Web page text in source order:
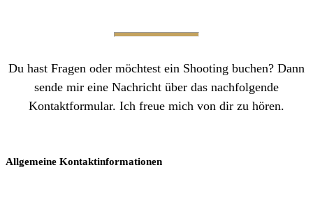
Du hast Fragen oder möchtest ein Shooting buchen? Dann
sende mir eine Nachricht über das nachfolgende
Kontaktformular. Ich freue mich von dir zu hören.
Allgemeine Kontaktinformationen